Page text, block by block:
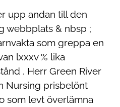
upp andan till den
webbplats & nbsp ;
som greppa en
lxxxv % lika
. Herr Green River
Nursing prisbelönt
som levt överlämna